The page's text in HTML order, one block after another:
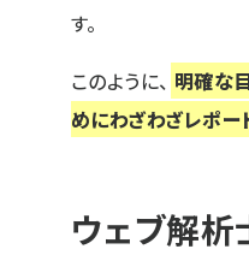
す。
このように、 明確な
めにわざわざレポー
ウェブ解析